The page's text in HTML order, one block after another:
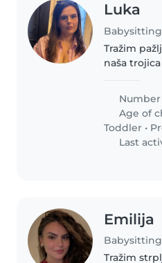
Luka
Tražim
naša
Potrebno
nas kući
Age of
Toddler •
Last
Emilija
Tražim